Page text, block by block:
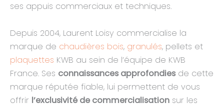
ses appuis commerciaux et techniques.
Depuis 2004, Laurent Loisy commercialise la
marque de chaudières bois, granulés, pellets et
plaquettes KWB au sein de l’équipe de KWB
France. Ses connaissances approfondies de cette
marque réputée fiable, lui permettent de vous
offrir l’exclusivité de commercialisation sur les